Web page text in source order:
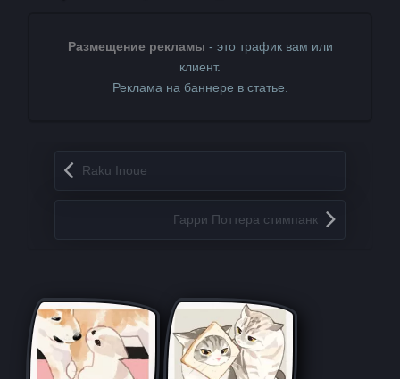
Размещение рекламы - это трафик вам или
клиент.
Реклама на баннере в статье.
Запись навигация
Raku Inoue
Гарри Поттера стимпанк